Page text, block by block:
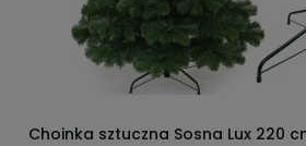
Choinka sztuczna Sosna Lux 220